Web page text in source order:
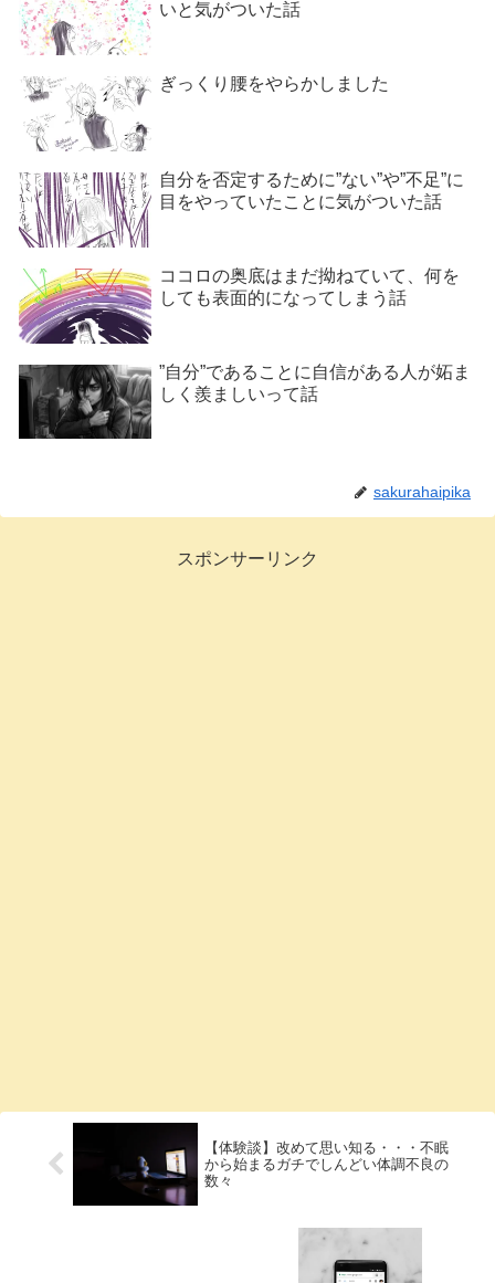
いと気がついた話
ぎっくり腰をやらかしました
自分を否定するために”ない”や”不足”に
目をやっていたことに気がついた話
ココロの奥底はまだ拗ねていて、何を
しても表面的になってしまう話
”自分”であることに自信がある人が妬ま
しく羨ましいって話
sakurahaipika
スポンサーリンク
【体験談】改めて思い知る・・・不眠
から始まるガチでしんどい体調不良の
数々